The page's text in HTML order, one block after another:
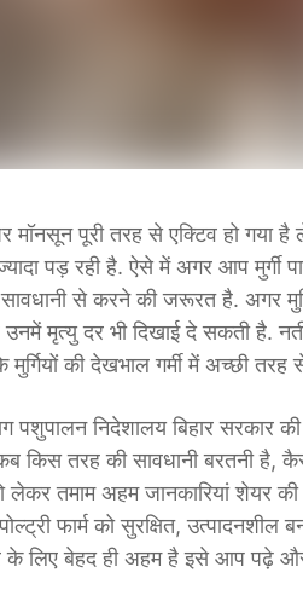
मॉनसून पूरी तरह से एक्टिव हो गया
ज्यादा पड़ रही है. ऐसे में अगर आप
सावधानी से करने की जरूरत है. अगर
मृत्यु दर भी दिखाई दे सकती है.
की देखभाल गर्मी में अच्छी तरह
पशुपालन निदेशालय बिहार
किस तरह की सावधानी बरतनी है,
लेकर तमाम अहम जानकारियां शेयर
फार्म को सुरक्षित,
के लिए बेहद ही अहम है इसे आप पढ़े